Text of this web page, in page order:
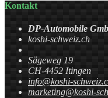
Kontakt
DP-Automobile
koshi-schweiz.ch
Sägeweg 19
CH-4452 Itingen
info@koshi-
marketing@koshi-